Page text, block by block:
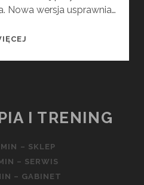
Nowa wersja usprawnia…
I TRENING
– SKLEP
– SERWIS
– GABINET